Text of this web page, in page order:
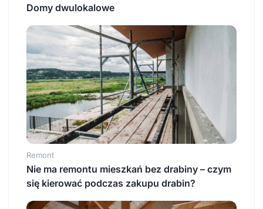
Domy dwulokalowe
Remont
Nie ma remontu mieszkań bez drabiny – czym
się kierować podczas zakupu drabin?